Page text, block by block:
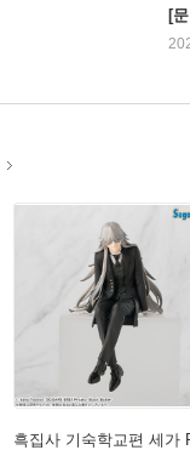
[
흑집사 기숙학교편 세가